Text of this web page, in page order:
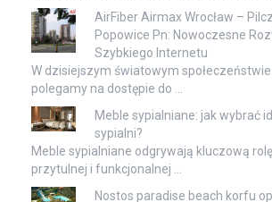
AirFiber Airmax Wrocław –
Popowice Pn: Nowoczesne
Szybkiego Internetu
W dzisiejszym światowym
polegamy na dostępie do …
Meble sypialniane: jak wybrać
sypialni?
Meble sypialniane odgrywają kluczową
przytulnej i funkcjonalnej …
Nostos paradise beach korfu